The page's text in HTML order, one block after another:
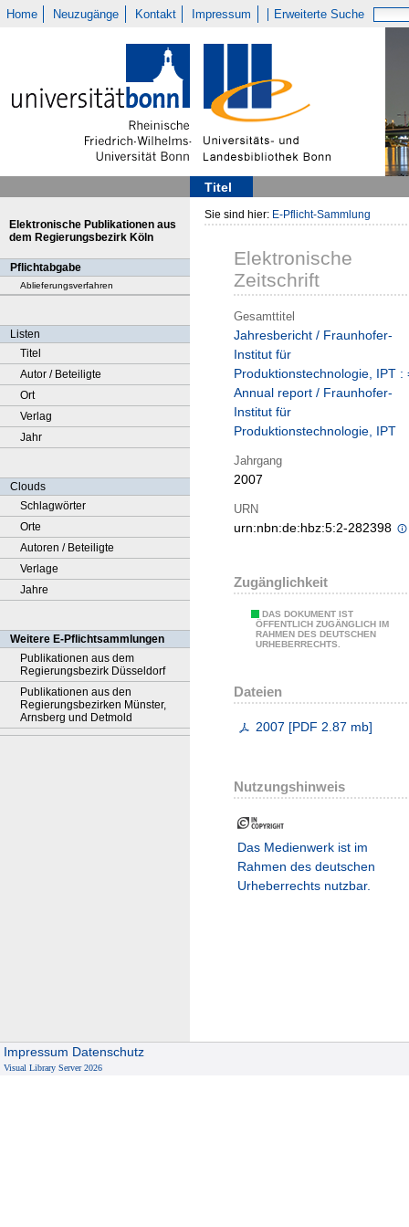
Home Neuzugänge Kontakt Impressum Erweiterte Suche
Titel
Elektronische Publikationen aus
dem Regierungsbezirk Köln
Pflichtabgabe
Ablieferungsverfahren
Listen
Titel
Autor / Beteiligte
Ort
Verlag
Jahr
Clouds
Schlagwörter
Orte
Autoren / Beteiligte
Verlage
Jahre
Weitere E-Pflichtsammlungen
Publikationen aus dem
Regierungsbezirk Düsseldorf
Publikationen aus den
Regierungsbezirken Münster,
Arnsberg und Detmold
Sie sind hier: E-Pflicht-Sammlung
Elektronische
Zeitschrift
Gesamttitel
Jahresbericht / Fraunhofer-
Institut für
Produktionstechnologie, IPT :
Annual report / Fraunhofer-
Institut für
Produktionstechnologie, IPT
Jahrgang
2007
URN
urn:nbn:de:hbz:5:2-282398
Zugänglichkeit
DAS DOKUMENT IST
ÖFFENTLICH ZUGÄNGLICH IM
RAHMEN DES DEUTSCHEN
URHEBERRECHTS.
Dateien
2007 [PDF 2.87 mb]
Nutzungshinweis
Das Medienwerk ist im
Rahmen des deutschen
Urheberrechts nutzbar.
Impressum Datenschutz
Visual Library Server 2026